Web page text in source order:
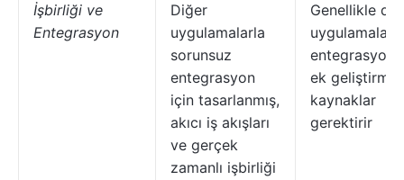
İşbirliği ve
Entegrasyon
Diğer
uygulamalarla
sorunsuz
entegrasyon
için tasarlanmış,
akıcı iş akışları
ve gerçek
zamanlı işbirliği
Genellikle
uygulamalarla
entegrasyon
ek geliştirme
kaynaklar
gerektirir